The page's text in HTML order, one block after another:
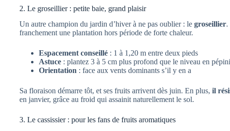
2. Le groseillier : petite baie, grand plaisir
Un autre champion du jardin d’hiver à ne pas oublier : le groseillier.
franchement une plantation hors période de forte chaleur.
Espacement conseillé : 1 à 1,20 m entre deux pieds
Astuce : plantez 3 à 5 cm plus profond que le niveau en
Orientation : face aux vents dominants s’il y en a
Sa floraison démarre tôt, et ses fruits arrivent dès juin. En plus, il
en janvier, grâce au froid qui assainit naturellement le sol.
3. Le cassissier : pour les fans de fruits aromatiques